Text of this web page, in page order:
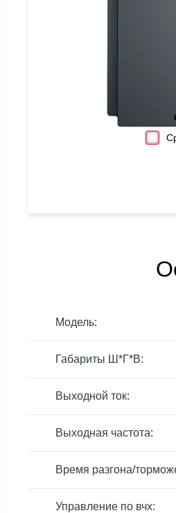
Модель:
Габариты Ш*Г*В:
Выходной ток:
Выходная частота:
Время разгона/
Управление по вчх: